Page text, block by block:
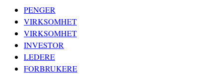
PENGER
VIRKSOMHET
VIRKSOMHET
INVESTOR
LEDERE
FORBRUKERE